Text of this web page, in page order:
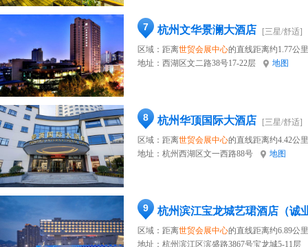
7 杭州文华景澜大酒店
[三星/舒适]
区域：距离世贸会展中心的直线距离约1.77公里
地址： 西湖区文二路38号17-22层 地图
8 杭州华顶国际大酒店
[三星/舒适]
区域：距离世贸会展中心的直线距离约4.42公里
地址： 杭州西湖区文一西路88号 地图
9 杭州滨江宝龙城艺珺酒店（诚
区域：距离世贸会展中心的直线距离约6.89公里
地址： 杭州滨江区滨盛路3867号宝龙城5-11层